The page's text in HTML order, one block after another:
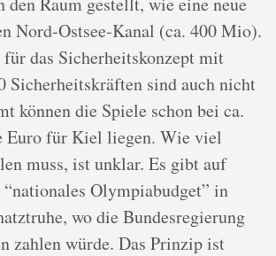
Nord-Ostsee-Kanal (ca. 400 Mio).
das Sicherheitskonzept mit
Sicherheitskräften sind auch nicht
können die Spiele schon bei ca.
für Kiel liegen. Wie viel
muss, ist unklar. Es gibt auf
Olympiabudget” in
wo die Bundesregierung
zahlen würde. Das Prinzip ist